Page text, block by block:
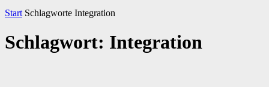
Start Schlagworte Integration
Schlagwort: Integration